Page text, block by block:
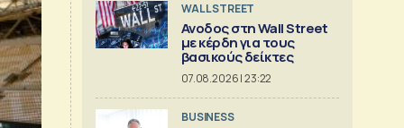
WALL STREET
Ανοδος στη Wall Street
με κέρδη για τους
βασικούς δείκτες
07.08.2026 | 23:22
BUSINESS